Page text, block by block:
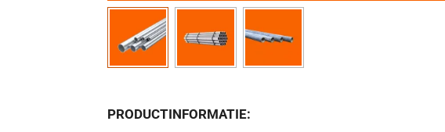
PRODUCTINFORMATIE: